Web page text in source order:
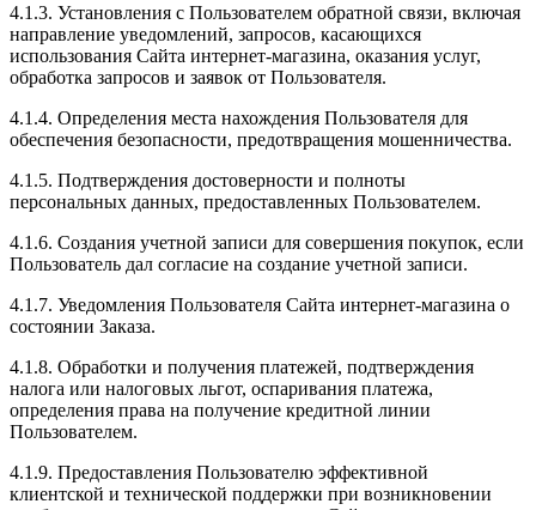
4.1.3. Установления с Пользователем обратной связи, включая
направление уведомлений, запросов, касающихся
использования Сайта интернет-магазина, оказания услуг,
обработка запросов и заявок от Пользователя.
4.1.4. Определения места нахождения Пользователя для
обеспечения безопасности, предотвращения мошенничества.
4.1.5. Подтверждения достоверности и полноты
персональных данных, предоставленных Пользователем.
4.1.6. Создания учетной записи для совершения покупок, если
Пользователь дал согласие на создание учетной записи.
4.1.7. Уведомления Пользователя Сайта интернет-магазина о
состоянии Заказа.
4.1.8. Обработки и получения платежей, подтверждения
налога или налоговых льгот, оспаривания платежа,
определения права на получение кредитной линии
Пользователем.
4.1.9. Предоставления Пользователю эффективной
клиентской и технической поддержки при возникновении